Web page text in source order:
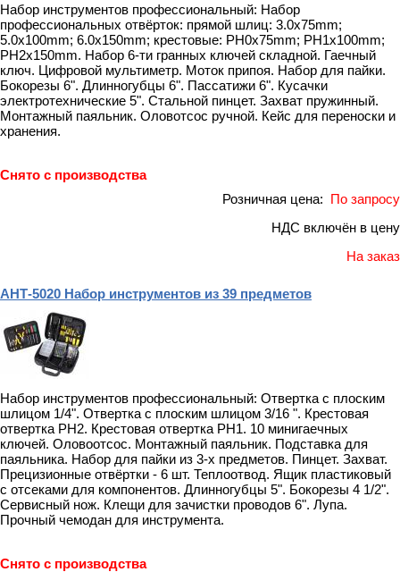
Набор инструментов профессиональный: Набор
профессиональных отвёрток: прямой шлиц: 3.0x75mm;
5.0x100mm; 6.0x150mm; крестовые: PH0x75mm; PH1x100mm;
PH2x150mm. Набор 6-ти гранных ключей складной. Гаечный
ключ. Цифровой мультиметр. Моток припоя. Набор для пайки.
Бокорезы 6". Длинногубцы 6". Пассатижи 6". Кусачки
электротехнические 5". Стальной пинцет. Захват пружинный.
Монтажный паяльник. Оловотсос ручной. Кейс для переноски и
хранения.
Снято с производства
Розничная цена: По запросу
НДС включён в цену
На заказ
АНТ-5020 Набор инструментов из 39 предметов
Набор инструментов профессиональный: Отвертка с плоским
шлицом 1/4". Отвертка с плоским шлицом 3/16 ". Крестовая
отвертка PH2. Крестовая отвертка PH1. 10 минигаечных
ключей. Оловоотсос. Монтажный паяльник. Подставка для
паяльника. Набор для пайки из 3-х предметов. Пинцет. Захват.
Прецизионные отвёртки - 6 шт. Теплоотвод. Ящик пластиковый
с отсеками для компонентов. Длинногубцы 5". Бокорезы 4 1/2".
Сервисный нож. Клещи для зачистки проводов 6". Лупа.
Прочный чемодан для инструмента.
Снято с производства